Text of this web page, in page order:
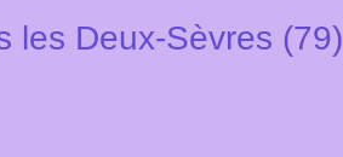
les Deux-Sèvres (79)